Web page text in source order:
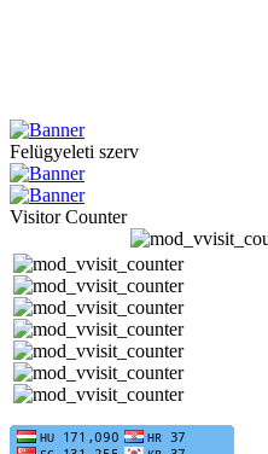
Felügyeleti szerv
Visitor Counter